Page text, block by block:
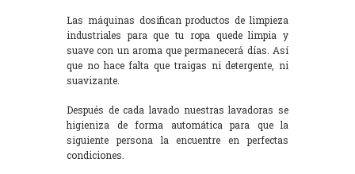
Las máquinas dosifican productos de limpieza
industriales para que tu ropa quede limpia y
suave con un aroma que permanecerá días. Así
que no hace falta que traigas ni detergente, ni
suavizante.
Después de cada lavado nuestras lavadoras se
higieniza de forma automática para que la
siguiente persona la encuentre en perfectas
condiciones.